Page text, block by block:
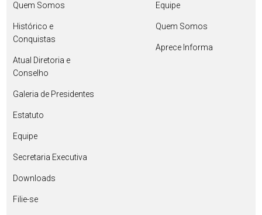
Quem Somos
Histórico e
Conquistas
Atual Diretoria e
Conselho
Galeria de Presidentes
Estatuto
Equipe
Secretaria Executiva
Downloads
Filie-se
Equipe
Quem Somos
Aprece Informa